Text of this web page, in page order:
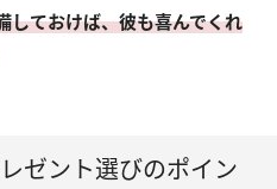
しておけば、彼も喜んでくれ
ゼント選びのポイン